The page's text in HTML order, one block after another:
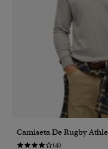
Camiseta De Rugby
(4)